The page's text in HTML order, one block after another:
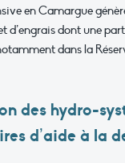
en Camargue
d’engrais dont une
dans la
des hydro-
d’aide à la